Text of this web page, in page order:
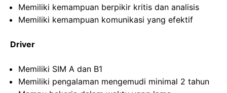
Memiliki kemampuan berpikir kritis dan analisis
Memiliki kemampuan komunikasi yang efektif
Driver
Memiliki SIM A dan B1
Memiliki pengalaman mengemudi minimal 2 tahun